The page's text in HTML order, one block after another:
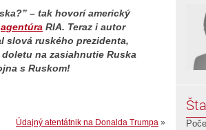
– tak hovorí americký
agentúra RIA. Teraz i autor
slová ruského prezidenta,
na zasiahnutie Ruska
s Ruskom!
Údajný atentátnik na Donalda Trumpa »